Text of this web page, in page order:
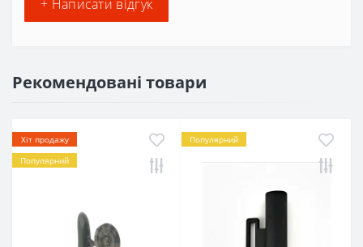
+ Написати відгук
Рекомендовані товари
Хіт продажу
Популярний
Популярний